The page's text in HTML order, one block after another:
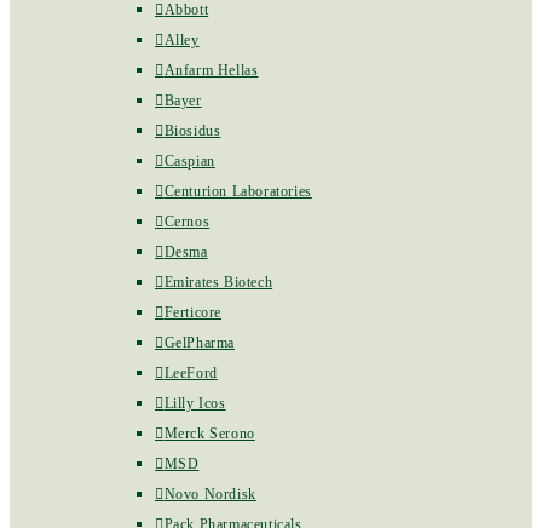
Abbott
Alley
Anfarm Hellas
Bayer
Biosidus
Caspian
Centurion Laboratories
Cernos
Desma
Emirates Biotech
Ferticore
GelPharma
LeeFord
Lilly Icos
Merck Serono
MSD
Novo Nordisk
Pack Pharmaceuticals